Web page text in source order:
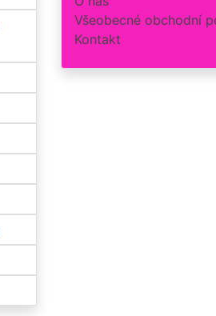
Všeobecné obchodní
Kontakt